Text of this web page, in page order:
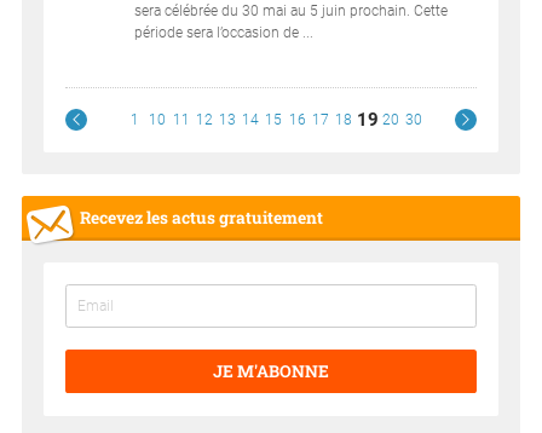
sera célébrée du 30 mai au 5 juin prochain. Cette
période sera l’occasion de ...
1 10 11 12 13 14 15 16 17 18 19 20 30
Recevez les actus gratuitement
JE M'ABONNE